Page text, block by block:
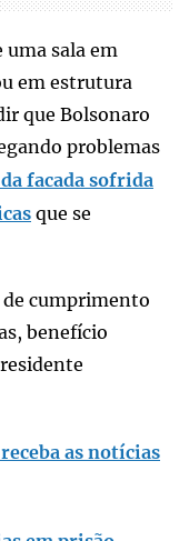
sala em
em estrutura
que Bolsonaro
problemas
facada sofrida
que se
de cumprimento
benefício
as notícias